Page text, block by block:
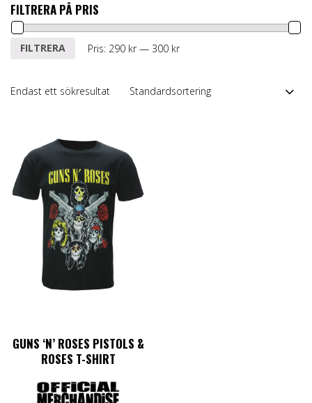
FILTRERA PÅ PRIS
Min
MaxFILTRERA Pris: 290 kr— 300 kr
Endast ett sökresultat
GUNS ‘N’ ROSES PISTOLS &
ROSES T-SHIRT